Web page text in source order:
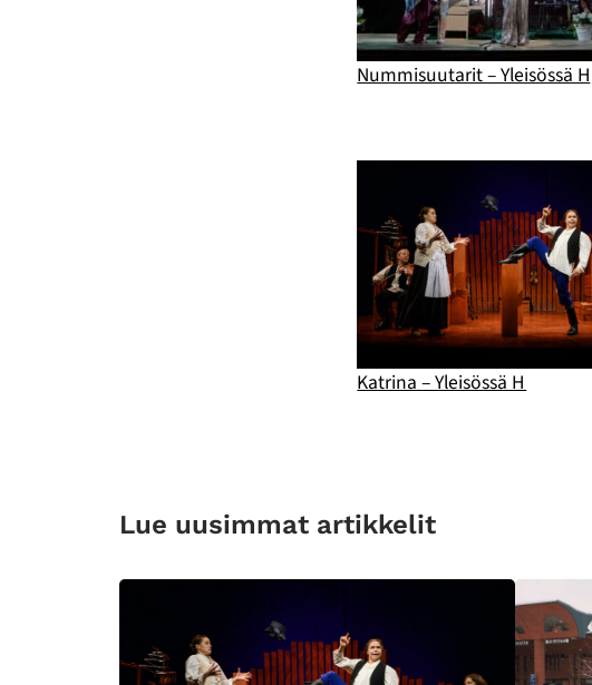
Nummisuutarit – Yleisössä H
Katrina – Yleisössä H
Lue uusimmat artikkelit